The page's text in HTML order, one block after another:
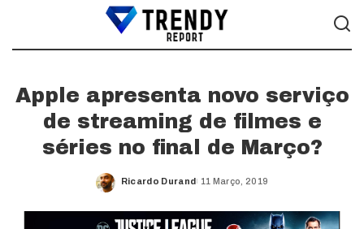
Apple apresenta novo serviço
de streaming de filmes e
séries no final de Março?
Posted
Ricardo Durand 11 Março, 2019